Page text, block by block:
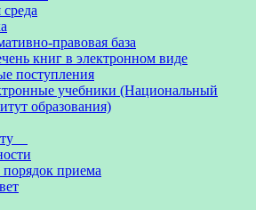
правовая база
книг в электронном виде
поступления
учебники (Национальный
образования)
приема